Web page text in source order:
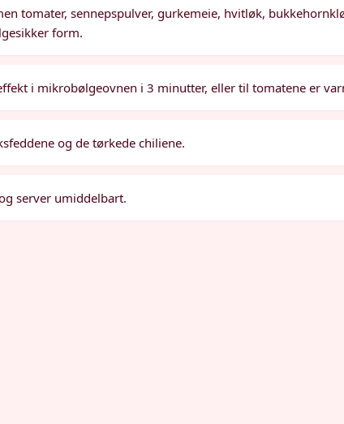
tomater, sennepspulver, gurkemeie, hvitløk,
form.
i mikrobølgeovnen i 3 minutter, eller til tomatene er
og de tørkede chiliene.
server umiddelbart.